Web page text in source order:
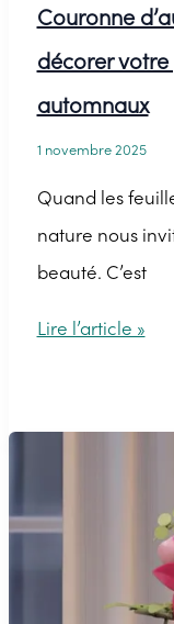
la
tradition
Couronne
décorer
automnaux
1 novembre 2025
Quand les
nature nous
beauté. C’est
Couronne
idées
pour
Lire l’article »